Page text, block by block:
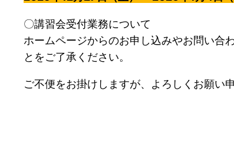
〇講習会受付業務について
ホームページからのお申し込みやお問い合
とをご了承ください。
ご不便をお掛けしますが、よろしくお願い